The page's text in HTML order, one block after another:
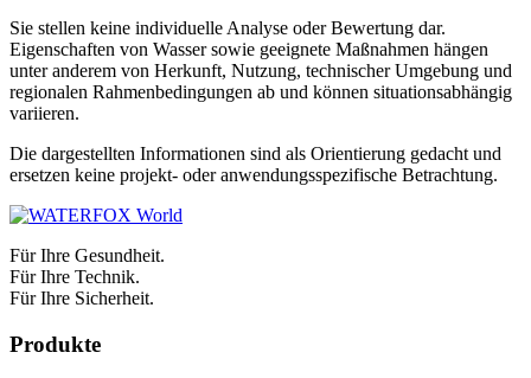
Sie stellen keine individuelle Analyse oder Bewertung dar.
Eigenschaften von Wasser sowie geeignete Maßnahmen hängen
unter anderem von Herkunft, Nutzung, technischer Umgebung und
regionalen Rahmenbedingungen ab und können situationsabhängig
variieren.
Die dargestellten Informationen sind als Orientierung gedacht und
ersetzen keine projekt- oder anwendungsspezifische Betrachtung.
Für Ihre Gesundheit.
Für Ihre Technik.
Für Ihre Sicherheit.
Produkte